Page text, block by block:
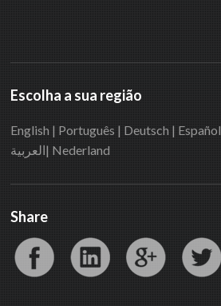
Escolha a sua região
English | Português | Deutsch | Español
العربية| Nederland
Share